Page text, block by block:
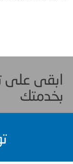
ابقى على
بخدمتك